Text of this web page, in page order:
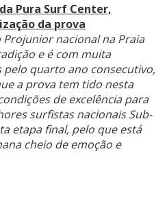
Pura Surf Center,
da prova
Projunior nacional na Praia
e é com muita
pelo quarto ano consecutivo,
a prova tem tido nesta
de excelência para
surfistas nacionais Sub-
etapa final, pelo que está
cheio de emoção e